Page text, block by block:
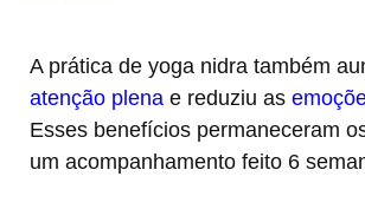
A prática de yoga nidra também
atenção plena e reduziu as
Esses benefícios permaneceram
um acompanhamento feito 6